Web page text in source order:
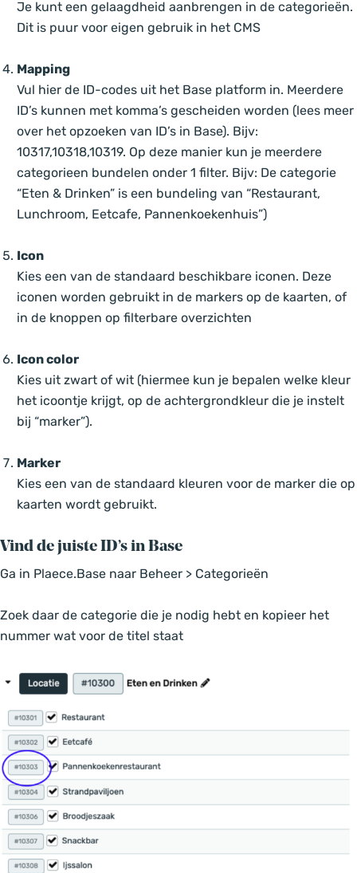
Je kunt een gelaagdheid aanbrengen in de categorieën.
Dit is puur voor eigen gebruik in het CMS
Mapping
Vul hier de ID-codes uit het Base platform in. Meerdere
ID’s kunnen met komma’s gescheiden worden (lees meer
over het opzoeken van ID’s in Base). Bijv:
10317,10318,10319. Op deze manier kun je meerdere
categorieen bundelen onder 1 filter. Bijv: De categorie
“Eten & Drinken” is een bundeling van “Restaurant,
Lunchroom, Eetcafe, Pannenkoekenhuis”)
Icon
Kies een van de standaard beschikbare iconen. Deze
iconen worden gebruikt in de markers op de kaarten, of
in de knoppen op filterbare overzichten
Icon color
Kies uit zwart of wit (hiermee kun je bepalen welke kleur
het icoontje krijgt, op de achtergrondkleur die je instelt
bij “marker”).
Marker
Kies een van de standaard kleuren voor de marker die op
kaarten wordt gebruikt.
Vind de juiste ID’s in Base
Ga in Plaece.Base naar Beheer > Categorieën
Zoek daar de categorie die je nodig hebt en kopieer het
nummer wat voor de titel staat